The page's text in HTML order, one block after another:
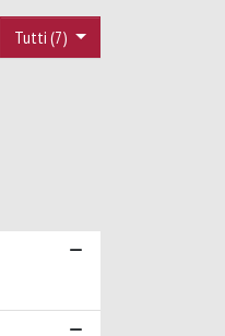
Tutti (7)